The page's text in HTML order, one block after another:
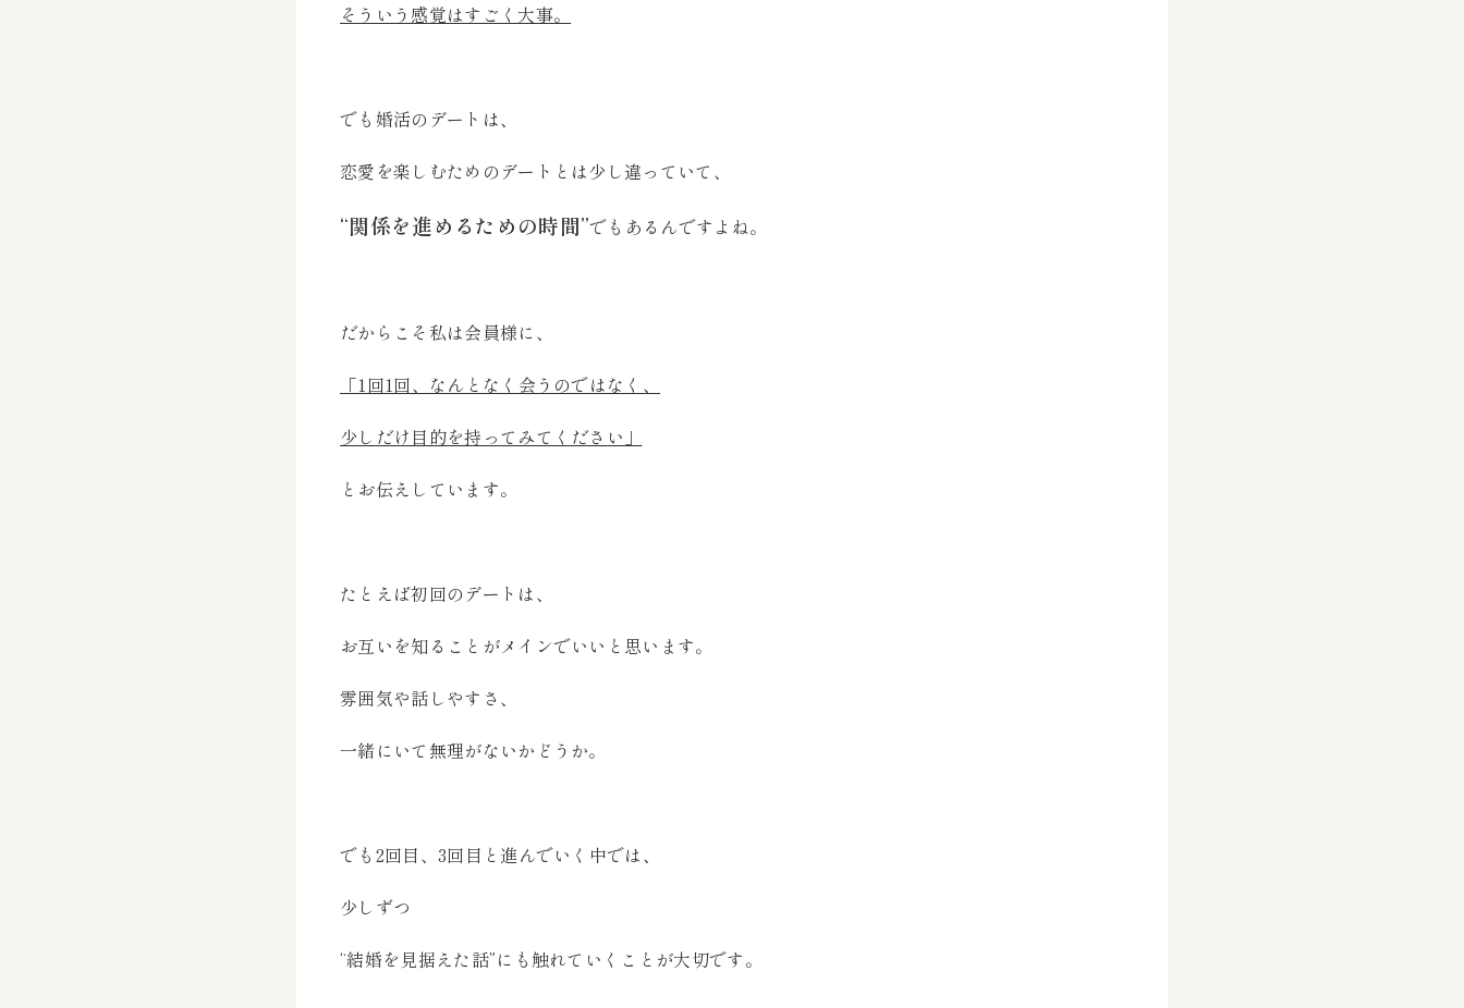
そういう感覚はすごく大事。
でも婚活のデートは、
恋愛を楽しむためのデートとは少し違っていて、
“関係を進めるための時間”でもあるんですよね。
だからこそ私は会員様に、
「1回1回、なんとなく会うのではなく、
少しだけ目的を持ってみてください」
とお伝えしています。
たとえば初回のデートは、
お互いを知ることがメインでいいと思います。
雰囲気や話しやすさ、
一緒にいて無理がないかどうか。
でも2回目、3回目と進んでいく中では、
少しずつ
“結婚を見据えた話”にも触れていくことが大切です。